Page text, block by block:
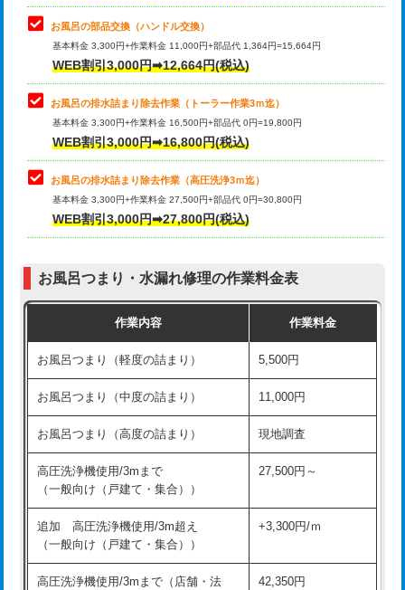
トイレタンク脱着
トイレ便器脱着
タンクレストイレ脱着 33,000円
小便器トイレ脱着
その他部品の脱着 8,800円～
交換・取付（タンク）
交換・取付（普通便座） 11,000円+材料費
交換・取付（温水洗浄便座） 16,500円+材料費
交換・取付(単水栓（壁付・デッキ
式）)
13,200円+材料費
交換・取付(混合水栓（壁付・デッキ
式・ワンホール）)
16,500円+材料費
交換・取付(排水栓・排水トラップ
（P/S/ポップアップ））
22,000円+材料費
交換・取付（その他部品） 11,000円+材料費
持込商品取付（単水栓） 13,200円
お風呂の部品交換（ハンドル交換）
基本料金 3,300円+作業料金 11,000円+部品代 1,364円=15,664円
WEB割引3,000円➡12,664円(税込)
お風呂の排水詰まり除去作業（トーラー作業3ｍ迄）
基本料金 3,300円+作業料金 16,500円+部品代 0円=19,800円
WEB割引3,000円➡16,800円(税込)
お風呂の排水詰まり除去作業（高圧洗浄3ｍ迄）
基本料金 3,300円+作業料金 27,500円+部品代 0円=30,800円
WEB割引3,000円➡27,800円(税込)
お風呂つまり・水漏れ修理の作業料金表
作業内容 作業料金
お風呂つまり（軽度の詰まり） 5,500円
お風呂つまり（中度の詰まり） 11,000円
お風呂つまり（高度の詰まり） 現地調査
高圧洗浄機使用/3mまで
（一般向け（戸建て・集合））
27,500円～
追加 高圧洗浄機使用/3m超え
（一般向け（戸建て・集合））
+3,300円/ｍ
高圧洗浄機使用/3mまで（店舗・法
42,350円